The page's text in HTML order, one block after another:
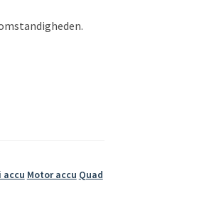
accu Motor accu Quad